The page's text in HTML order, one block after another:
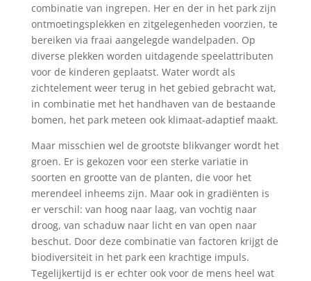
combinatie van ingrepen. Her en der in het park zijn
ontmoetingsplekken en zitgelegenheden voorzien, te
bereiken via fraai aangelegde wandelpaden. Op
diverse plekken worden uitdagende speelattributen
voor de kinderen geplaatst. Water wordt als
zichtelement weer terug in het gebied gebracht wat,
in combinatie met het handhaven van de bestaande
bomen, het park meteen ook klimaat-adaptief maakt.
Maar misschien wel de grootste blikvanger wordt het
groen. Er is gekozen voor een sterke variatie in
soorten en grootte van de planten, die voor het
merendeel inheems zijn. Maar ook in gradiënten is
er verschil: van hoog naar laag, van vochtig naar
droog, van schaduw naar licht en van open naar
beschut. Door deze combinatie van factoren krijgt de
biodiversiteit in het park een krachtige impuls.
Tegelijkertijd is er echter ook voor de mens heel wat